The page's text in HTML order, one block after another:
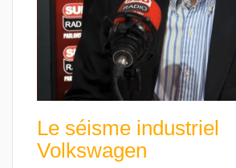
Le séisme industriel
Volkswagen